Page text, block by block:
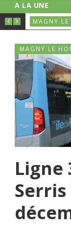
A LA UNE
MAGNY LE
MAGNY LE
Ligne